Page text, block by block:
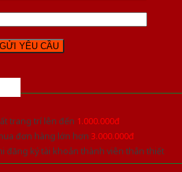
trang trí lên đến 1.000.000đ
đơn hàng lớn hơn 3.000.000đ
đăng ký tài khoản thành viên thân thiết